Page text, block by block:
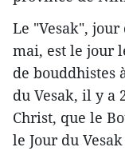
Le "Vesak",
mai, est le jour
de bouddhistes
du Vesak, il y a
Christ, que le
le Jour du